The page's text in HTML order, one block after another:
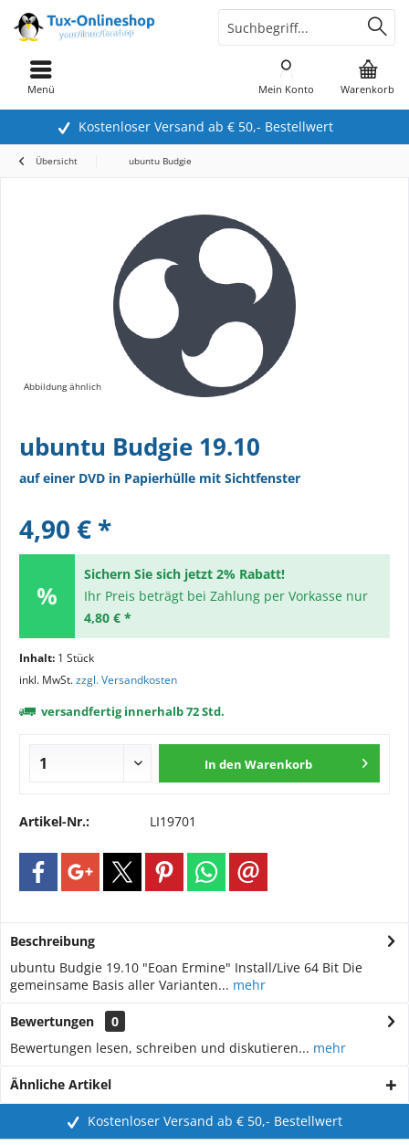
Kostenloser Versand ab € 50,- Bestellwert
Warenkorb
Mein Konto
Menü
Übersicht ubuntu Budgie
Abbildung ähnlich
ubuntu Budgie 19.10
auf einer DVD in Papierhülle mit Sichtfenster
4,90 € *
Sichern Sie sich jetzt 2% Rabatt!
Ihr Preis beträgt bei Zahlung per Vorkasse nur
4,80 € *
Inhalt: 1 Stück
inkl. MwSt.zzgl. Versandkosten
versandfertig innerhalb 72 Std.
In den Warenkorb
Artikel-Nr.: LI19701
Beschreibung
ubuntu Budgie 19.10 "Eoan Ermine" Install/Live 64 Bit Die
gemeinsame Basis aller Varianten... mehr
Bewertungen
0
Bewertungen lesen, schreiben und diskutieren... mehr
Ähnliche Artikel
Kostenloser Versand ab € 50,- Bestellwert